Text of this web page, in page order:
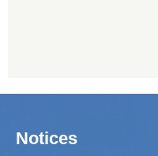
Notices